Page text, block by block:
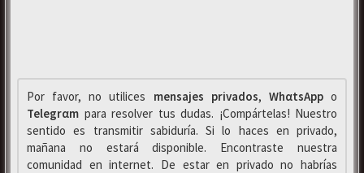
Por favor, no utilices mensajes privados, WhαtsAppo
Telegrαm para resolver tus dudas. ¡Compártelas! Nuestro
sentido es transmitir sabiduría. Si lo haces en privado,
mañana no estará disponible. Encontraste nuestra
comunidad en internet. De estar en privado no habrías